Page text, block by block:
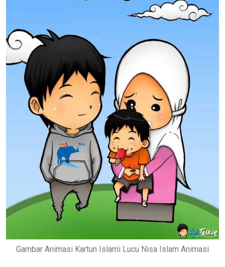
Gambar Animasi Kartun Islami Lucu Nisa Islam Animasi